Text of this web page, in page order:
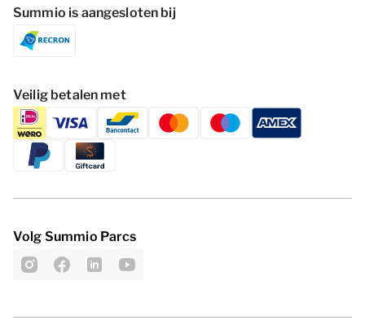
Summio is aangesloten bij
Veilig betalen met
Volg Summio Parcs